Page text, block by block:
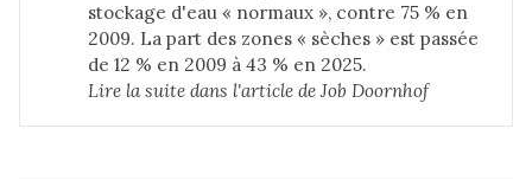
stockage d'eau « normaux », contre 75 % en
2009. La part des zones « sèches » est passée
de 12 % en 2009 à 43 % en 2025.
Lire la suite dans l'article de Job Doornhof